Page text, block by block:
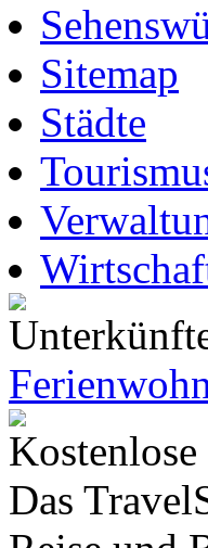
Sitemap
Städte
Das